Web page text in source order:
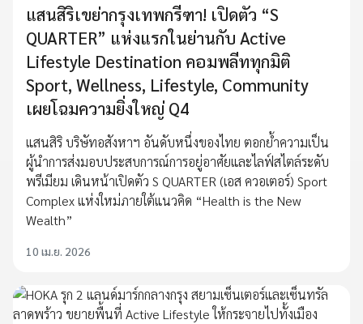
แสนสิริเขย่ากรุงเทพกรีฑา! เปิดตัว “S
QUARTER” แห่งแรกในย่านกับ Active
Lifestyle Destination คอมพลีททุกมิติ
Sport, Wellness, Lifestyle, Community
เผยโฉมความยิ่งใหญ่ Q4
แสนสิริ บริษัทอสังหาฯ อันดับหนึ่งของไทย ตอกย้ำความเป็น
ผู้นำการส่งมอบประสบการณ์การอยู่อาศัยและไลฟ์สไตล์ระดับ
พรีเมียม เดินหน้าเปิดตัว S QUARTER (เอส ควอเตอร์) Sport
Complex แห่งใหม่ภายใต้แนวคิด “Health is the New
Wealth”
10 เม.ย. 2026